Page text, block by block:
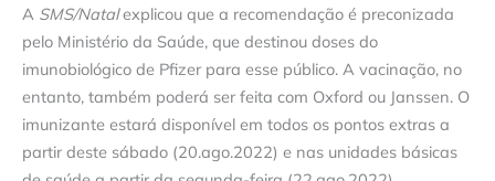
A SMS/Natalexplicou que a recomendação é preconizada
pelo Ministério da Saúde, que destinou doses do
imunobiológico de Pfizer para esse público. A vacinação, no
entanto, também poderá ser feita com Oxford ou Janssen. O
imunizante estará disponível em todos os pontos extras a
partir deste sábado (20.ago.2022) e nas unidades básicas